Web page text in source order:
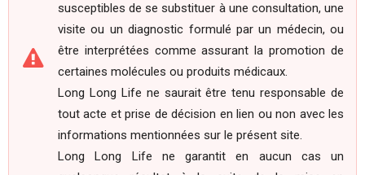
susceptibles de se substituer à une consultation, une
visite ou un diagnostic formulé par un médecin, ou
être interprétées comme assurant la promotion de
certaines molécules ou produits médicaux.
Long Long Life ne saurait être tenu responsable de
tout acte et prise de décision en lien ou non avec les
informations mentionnées sur le présent site.
Long Long Life ne garantit en aucun cas un